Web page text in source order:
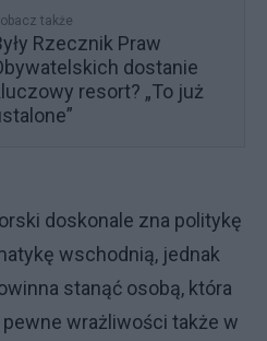
także
Rzecznik Praw
dostanie
resort? „To już
doskonale zna politykę
wschodnią, jednak
stanąć osobą, która
wrażliwości także w